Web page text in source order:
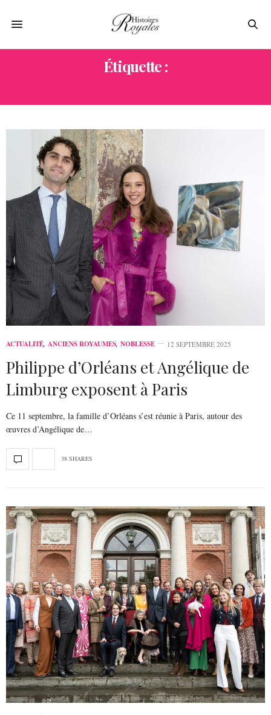
Étiquette :
ACTUALITÉ, ANCIENS ROYAUMES, NOBLESSE 12 SEPTEMBRE 2025
Philippe d’Orléans et Angélique de
Limburg exposent à Paris
Ce 11 septembre, la famille d’Orléans s’est réunie à Paris, autour des
œuvres d’Angélique de…
38 SHARES